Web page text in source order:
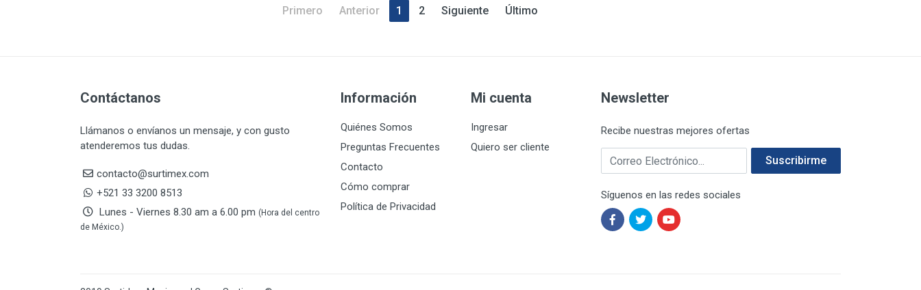
DEWALT HTA.MANUAL
E-Z WELD 20
EATON (COOPER-HARROW
EATON ROYER
20
Primero Anterior 1 2 Siguiente Último
Contáctanos
Llámanos o envíanos un mensaje, y con gusto
atenderemos tus dudas.
contacto@surtimex.com
+521 33 3200 8513
Lunes - Viernes 8.30 am a 6.00 pm (Hora del centro
de México.)
Información
Quiénes Somos
Preguntas Frecuentes
Contacto
Cómo comprar
Política de Privacidad
Mi cuenta
Ingresar
Quiero ser cliente
Newsletter
Recibe nuestras mejores ofertas
Correo electrónico Suscribirme
Síguenos en las redes sociales